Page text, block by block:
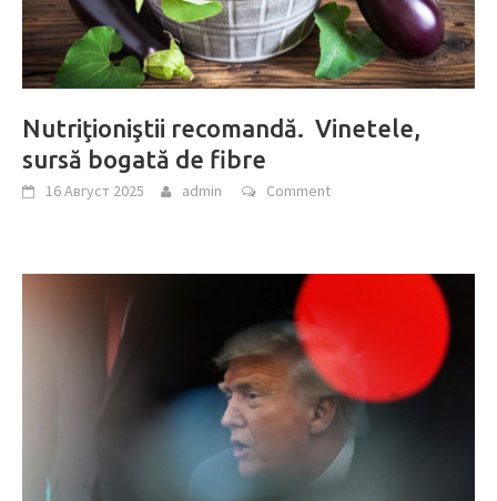
Nutriţioniştii recomandă. Vinetele,
sursă bogată de fibre
16 Август 2025 admin Comment